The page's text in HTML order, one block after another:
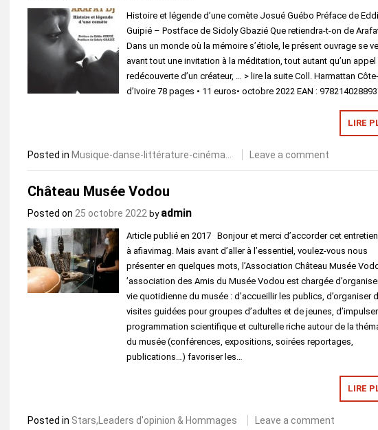
Histoire et légende d’une comète Josué Guébo Préface de
Guipié – Postface de Sidoly Gbazié Que retiendra-t-on de
Dans un monde où la mémoire s’étiole, le présent ouvrage se
avant tout une invitation à la méditation, tout autant qu’un appel
redécouverte d’un créateur, … > lire la suite Coll. Harmattan Côte-
d’Ivoire 78 pages • 11 euros• octobre 2022 EAN :
LIRE
Posted in Musique-danse-littérature-cinéma... Leave a comment
Château Musée Vodou
Posted on 25 octobre 2022by admin
Article publié en 2017 Bonjour et merci d’accorder cet entretien
à afiavimag. Mais avant d’aller à l’essentiel, voulez-vous nous
présenter en quelques mots, l’Association Château Musée
’association des Amis du Musée Vodou est chargée
vie quotidienne​ du musée : d’accueillir les publics, d’organiser
visites guidées pour groupes d’adultes et de jeunes,
programmation scientifique et culturelle riche autour de la
du musée (conférences, expositions, soirées reportages,
publications…) favoriser les…
LIRE
Posted in Stars,Leaders d'opinion & Hommages Leave a comment